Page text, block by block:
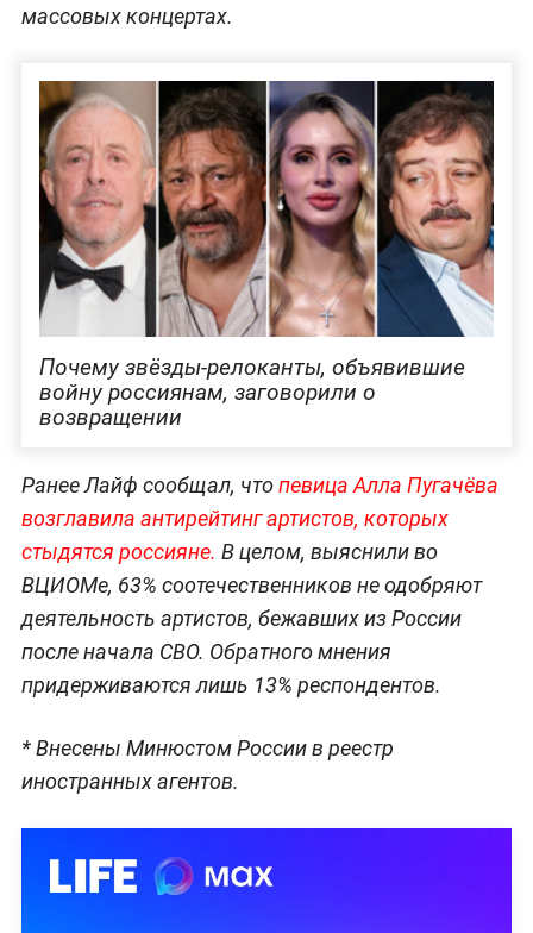
массовых концертах.
Почему звёзды-релоканты, объявившие
войну россиянам, заговорили о
возвращении
Ранее Лайф сообщал, чтопевица Алла Пугачёва
возглавила антирейтинг артистов, которых
стыдятся россияне. В целом, выяснили во
ВЦИОМе, 63% соотечественников не одобряют
деятельность артистов, бежавших из России
после начала СВО. Обратного мнения
придерживаются лишь 13% респондентов.
* Внесены Минюстом России в реестр
иностранных агентов.